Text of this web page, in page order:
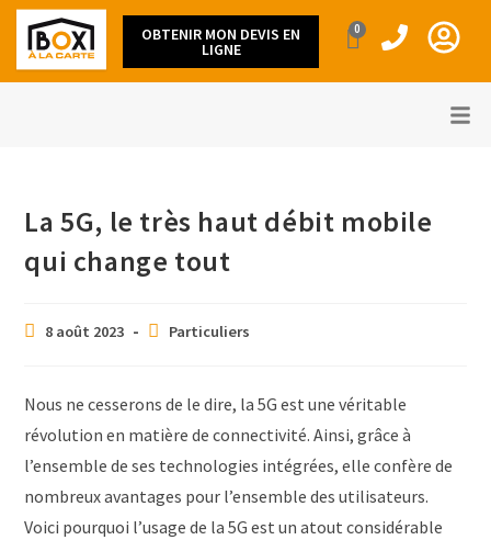
OBTENIR MON DEVIS EN
LIGNE
0
La 5G, le très haut débit mobile
qui change tout
8 août 2023 Particuliers
Nous ne cesserons de le dire, la 5G est une véritable
révolution en matière de connectivité. Ainsi, grâce à
l’ensemble de ses technologies intégrées, elle confère de
nombreux avantages pour l’ensemble des utilisateurs.
Voici pourquoi l’usage de la 5G est un atout considérable